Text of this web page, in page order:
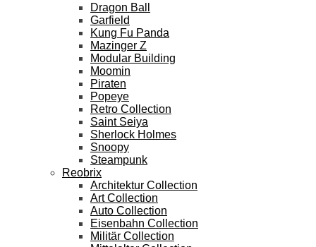
Dragon Ball
Garfield
Kung Fu Panda
Mazinger Z
Modular Building
Moomin
Piraten
Popeye
Retro Collection
Saint Seiya
Sherlock Holmes
Snoopy
Steampunk
Reobrix
Architektur Collection
Art Collection
Auto Collection
Eisenbahn Collection
Militär Collection